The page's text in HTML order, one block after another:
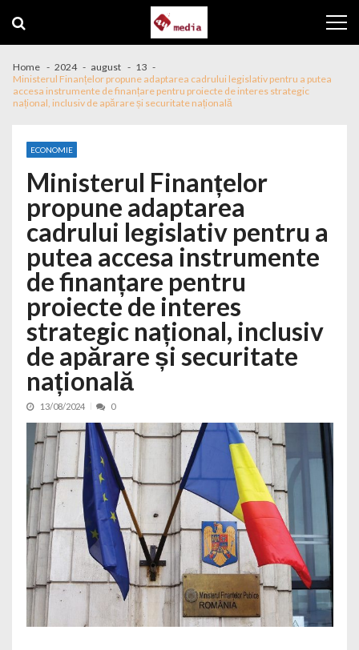
Home 2024 august
13
Ministerul Finanțelor propune adaptarea cadrului legislativ pentru a putea
accesa instrumente de finanțare pentru proiecte de interes strategic
național, inclusiv de apărare și securitate națională
ECONOMIE
Ministerul Finanțelor
propune adaptarea
cadrului legislativ pentru a
putea accesa instrumente
de finanțare pentru
proiecte de interes
strategic național, inclusiv
de apărare și securitate
națională
13/08/2024 0